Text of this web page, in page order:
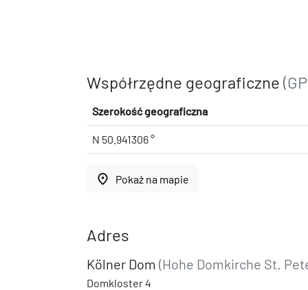
Współrzędne geograficzne
Szerokość geograficzna
N 50.941306 °
place Pokaż na mapie
Adres
Kölner Dom (Hohe Domkirche St.
Domkloster 4